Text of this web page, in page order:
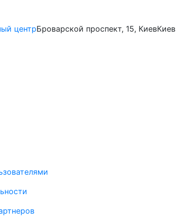
центрБроварской проспект, 15, КиевКиев